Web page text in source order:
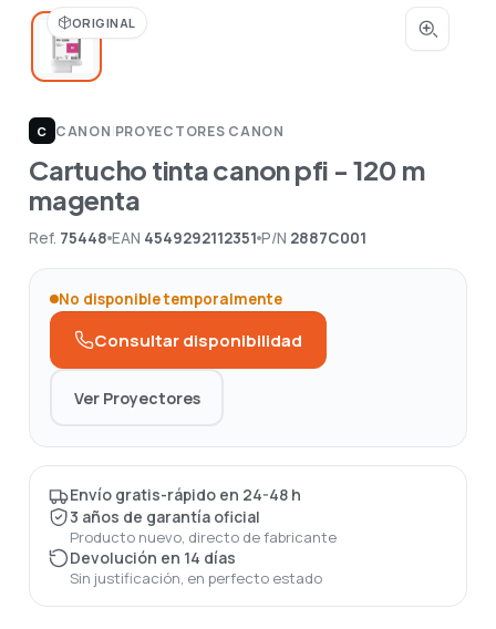
ORIGINAL
C CANON|PROYECTORES CANON
Cartucho tinta canon pfi - 120 m
magenta
Ref. 75448 EAN 4549292112351 P/N 2887C001
No disponible temporalmente
Consultar disponibilidad
Ver Proyectores
Envío gratis-rápido en 24-48 h
3 años de garantía oficial
Producto nuevo, directo de fabricante
Devolución en 14 días
Sin justificación, en perfecto estado